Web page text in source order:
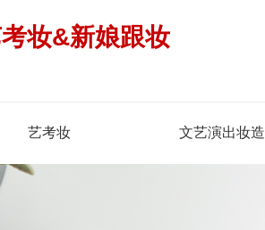
妆&新娘跟妆
艺考妆 文艺演出妆造